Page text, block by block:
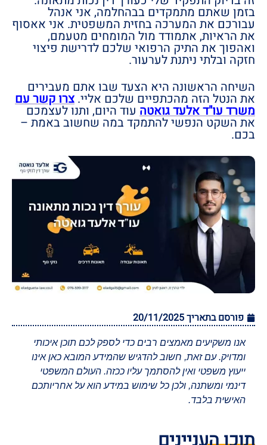
בזמן שאתם מתמקדים בבהחלמה, אני אנהל
עבורכם את המערכה בחזית המשפטית. אני אאסוף
את הראיות, אתמודד מול המומחים מטעמם,
ואהפוך את התיק הרפואי שלכם לדרישת פיצוי
חזקה ובלתי ניתנת לערעור.
השיחה הראשונה היא הצעד שבו אתם מעבירים
את הנטל הזה מהכתפיים שלכם אליי.צרו קשר עם
משרד עו"ד אלעד גואטה עוד היום, ותנו לעצמכם
את השקט הנפשי להתמקד במה שחשוב באמת –
בכם.
פורסם בתאריך20/11/2025
אנו משקיעים מאמצים רבים כדי לספק לכם תוכן איכותי
ומדויק. עם זאת, חשוב להדגיש שהמידע המובא כאן אינו
ייעוץ משפטי ואין להסתמך עליו ככזה. העולם המשפטי
דינמי ומשתנה, ולכן כל שימוש במידע הוא על אחריותכם
האישית בלבד.